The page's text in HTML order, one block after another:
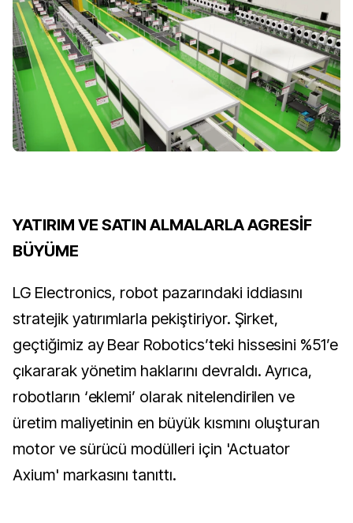
YATIRIM VE SATIN ALMALARLA AGRESİF
BÜYÜME
LG Electronics, robot pazarındaki iddiasını
stratejik yatırımlarla pekiştiriyor. Şirket,
geçtiğimiz ay Bear Robotics’teki hissesini %51’e
çıkararak yönetim haklarını devraldı. Ayrıca,
robotların ‘eklemi’ olarak nitelendirilen ve
üretim maliyetinin en büyük kısmını oluşturan
motor ve sürücü modülleri için 'Actuator
Axium' markasını tanıttı.